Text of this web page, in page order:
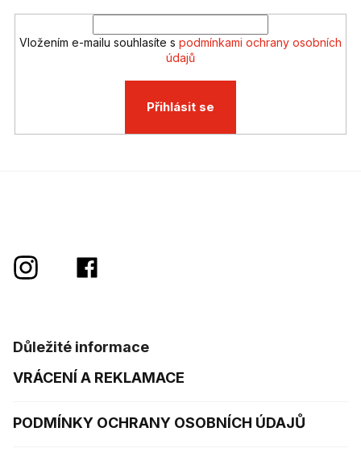
Vložením e-mailu souhlasíte s podmínkami ochrany osobních
údajů
Přihlásit se
Důležité informace
VRÁCENÍ A REKLAMACE
PODMÍNKY OCHRANY OSOBNÍCH ÚDAJŮ